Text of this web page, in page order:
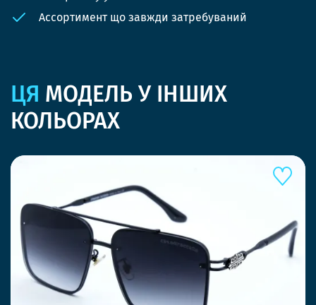
Ассортимент що завжди затребуваний
ЦЯ МОДЕЛЬ У ІНШИХ
КОЛЬОРАХ